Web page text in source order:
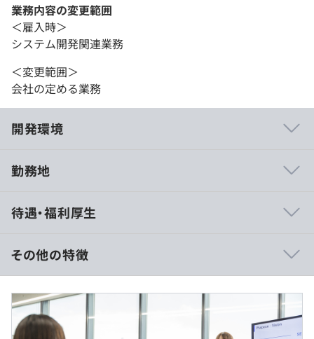
業務内容の変更範囲
＜雇入時＞
システム開発関連業務
＜変更範囲＞
会社の定める業務
開発環境
業向けシステム、決済関連機器 等
勤務地
待遇・福利厚生
《月給制》
◼︎月給：250,000円～（ 基本給：250,000円～を含む／
月）
その他の特徴